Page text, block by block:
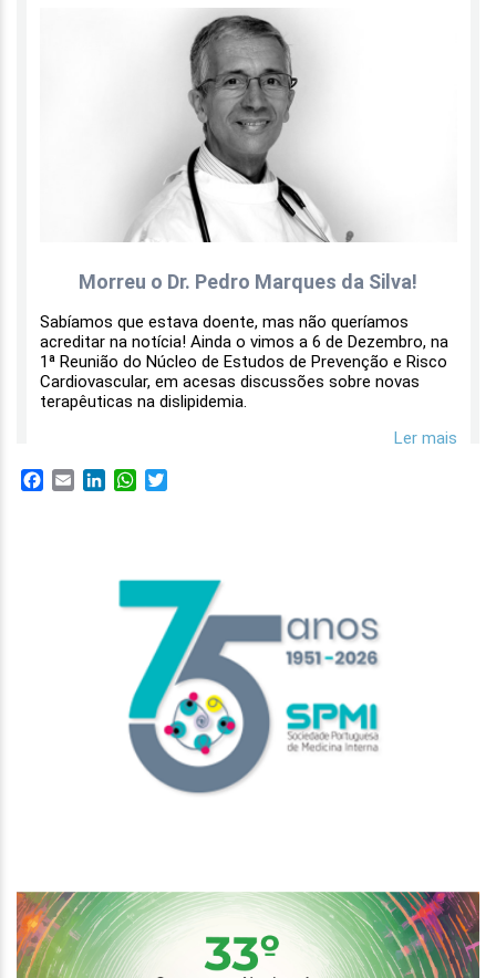
Facebook
Email LinkedInWhatsApp